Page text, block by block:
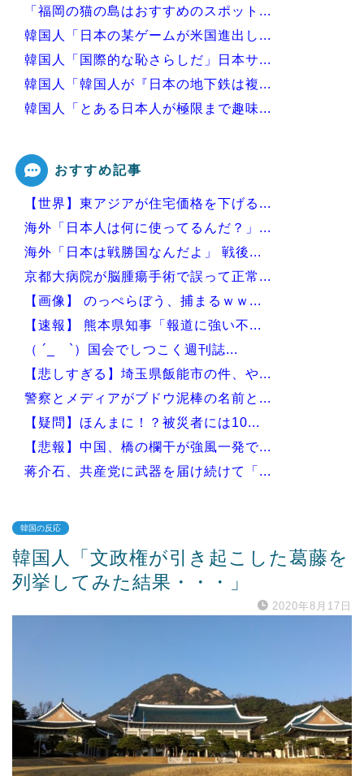
「福岡の猫の島はおすすめのスポット...
韓国人「日本の某ゲームが米国進出し...
韓国人「国際的な恥さらしだ」日本サ...
韓国人「韓国人が『日本の地下鉄は複...
韓国人「とある日本人が極限まで趣味...
Powered by livedoor 相互RSS
おすすめ記事
【世界】東アジアが住宅価格を下げる...
海外「日本人は何に使ってるんだ？」...
海外「日本は戦勝国なんだよ」 戦後...
京都大病院が脳腫瘍手術で誤って正常...
【画像】 のっぺらぼう、捕まるｗｗ...
【速報】 熊本県知事「報道に強い不...
（ ´_ゝ`）国会でしつこく週刊誌...
【悲しすぎる】埼玉県飯能市の件、や...
警察とメディアがブドウ泥棒の名前と...
【疑問】ほんまに！？被災者には10...
【悲報】中国、橋の欄干が強風一発で...
蒋介石、共産党に武器を届け続けて「...
Powered by livedoor 相互RSS
韓国の反応
韓国人「文政権が引き起こした葛藤を
列挙してみた結果・・・」
2020年8月17日